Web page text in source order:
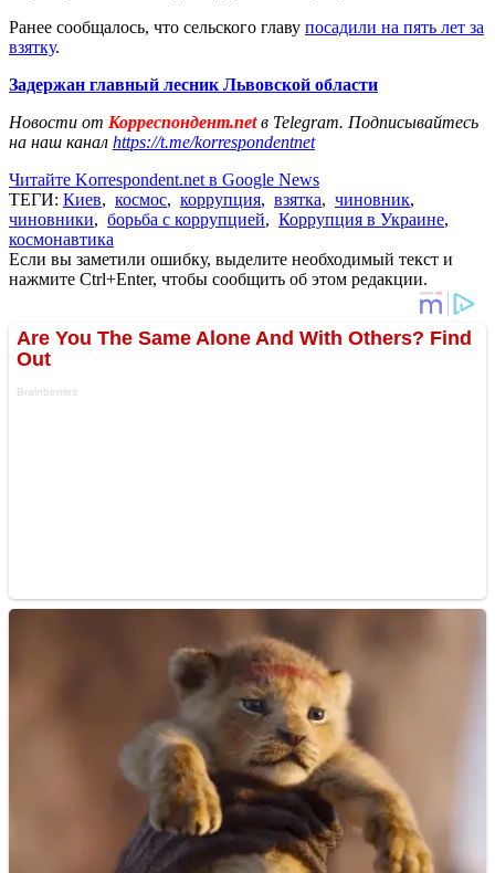
Ранее сообщалось, что сельского главу посадили на пять лет за
взятку.
Задержан главный лесник Львовской области
Новости от Корреспондент.netв Telegram. Подписывайтесь
на наш канал https://t.me/korrespondentnet
Читайте Korrespondent.net в Google News
ТЕГИ: Киев, космос, коррупция, взятка, чиновник,
чиновники, борьба с коррупцией, Коррупция в Украине,
космонавтика
Если вы заметили ошибку, выделите необходимый текст и
нажмите Ctrl+Enter, чтобы сообщить об этом редакции.